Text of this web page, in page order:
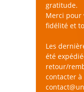
gratitude.
Merci pour
fidélité et
Les
été
retour/
contacter à